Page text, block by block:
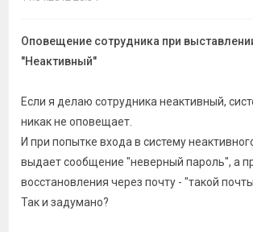
Оповещение сотрудника при
"Неактивный"
Если я делаю сотрудника неактивный,
никак не оповещает.
И при попытке входа в систему
выдает сообщение "неверный пароль", а
восстановления через почту - "такой
Так и задумано?